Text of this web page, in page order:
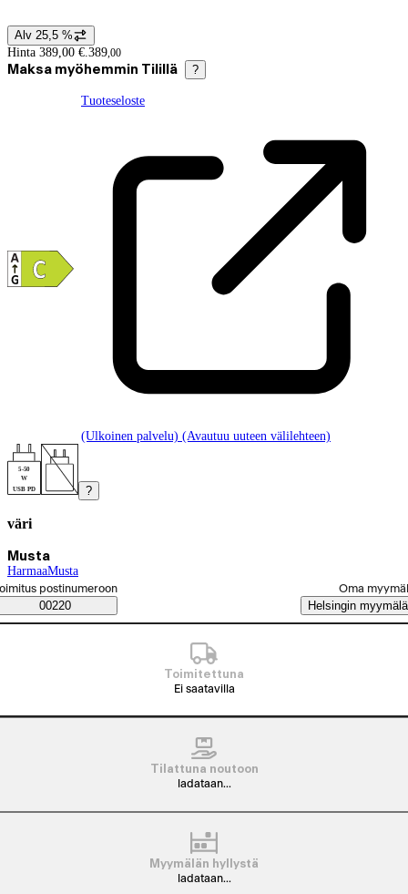
Hintatiedot
Alv 25,5 %
Hinta 389,00 €. 389,00
Maksa myöhemmin Tilillä ?
Tuoteseloste
(Ulkoinen palvelu) (Avautuu uuteen välilehteen)
5-50
W
USB PD
?
väri
Tämänhetkinen valinta Musta
Musta
Harmaa(väri)
Musta
Saatavuustiedot
tilaustapa
postinumeroon
00220
Oma
Helsingin myymälä
Toimitettuna
Ei saatavilla
Tilattuna noutoon
ladataan...
Myymälän hyllystä
ladataan...